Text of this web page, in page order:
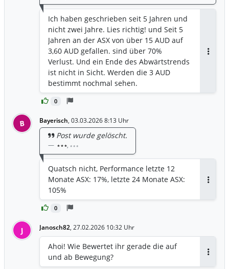
0
Ich haben geschrieben seit 5 Jahren und
nicht zwei Jahre. Lies richtig! und Seit 5
Jahren an der ASX von über 15 AUD auf
3,60 AUD gefallen. sind über 70%
Verlust. Und ein Ende des Abwärtstrends
ist nicht in Sicht. Werden die 3 AUD
bestimmt nochmal sehen.
B Bayerisch, 03.03.2026 8:13 Uhr
0
Post wurde gelöscht.
* * *, * * *
Quatsch nicht, Performance letzte 12
Monate ASX: 17%, letzte 24 Monate ASX:
105%
J Janosch82, 27.02.2026 10:32 Uhr
Ahoi! Wie Bewertet ihr gerade die auf
und ab Bewegung?